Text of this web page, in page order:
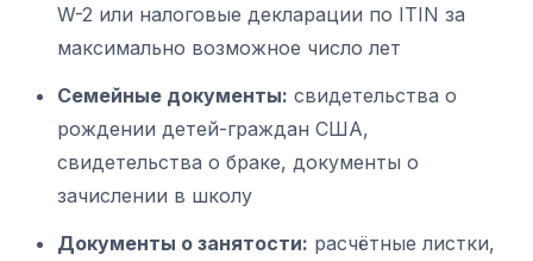
W-2 или налоговые декларации по ITIN за
максимально возможное число лет
Семейные документы: свидетельства о
рождении детей-граждан США,
свидетельства о браке, документы о
зачислении в школу
Документы о занятости: расчётные листки,